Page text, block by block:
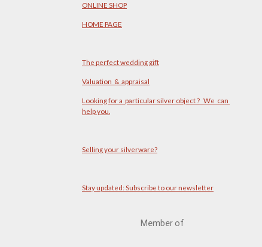
ONLINE SHOP
HOME PAGE
The perfect wedding gift
Valuation & appraisal
Looking for a particular silver object ? We can
help you.
Selling your silverware?
Stay updated: Subscribe to our newsletter
Member of